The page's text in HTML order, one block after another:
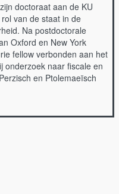
doctoraat aan de KU
van de staat in de
Na postdoctorale
Oxford en New York
fellow verbonden aan het
onderzoek naar fiscale en
en Ptolemaeïsch